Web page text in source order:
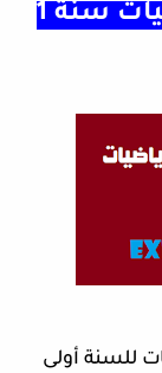
حل التمرين 4 ص 112 رياضيات سنة 1
للسنة أولى